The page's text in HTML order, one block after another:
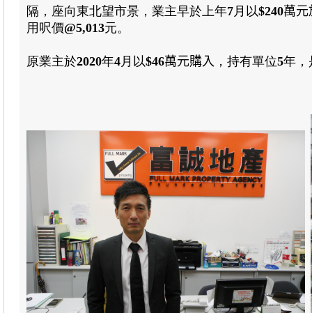
隔 ，座向東北望市景 ，業主早於上年7月以$240萬元
用呎價@5,013元。
原業主於2020年4月以$46萬元購入 ，持有單位5年